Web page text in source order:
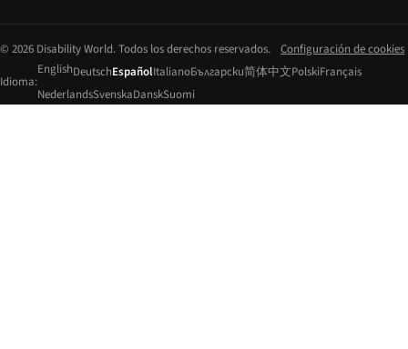
© 2026 Disability World. Todos los derechos reservados. Configuración de cookies
Idioma:
EnglishDeutschEspañolItalianoБългарски简体中文PolskiFrançais
NederlandsSvenskaDanskSuomi